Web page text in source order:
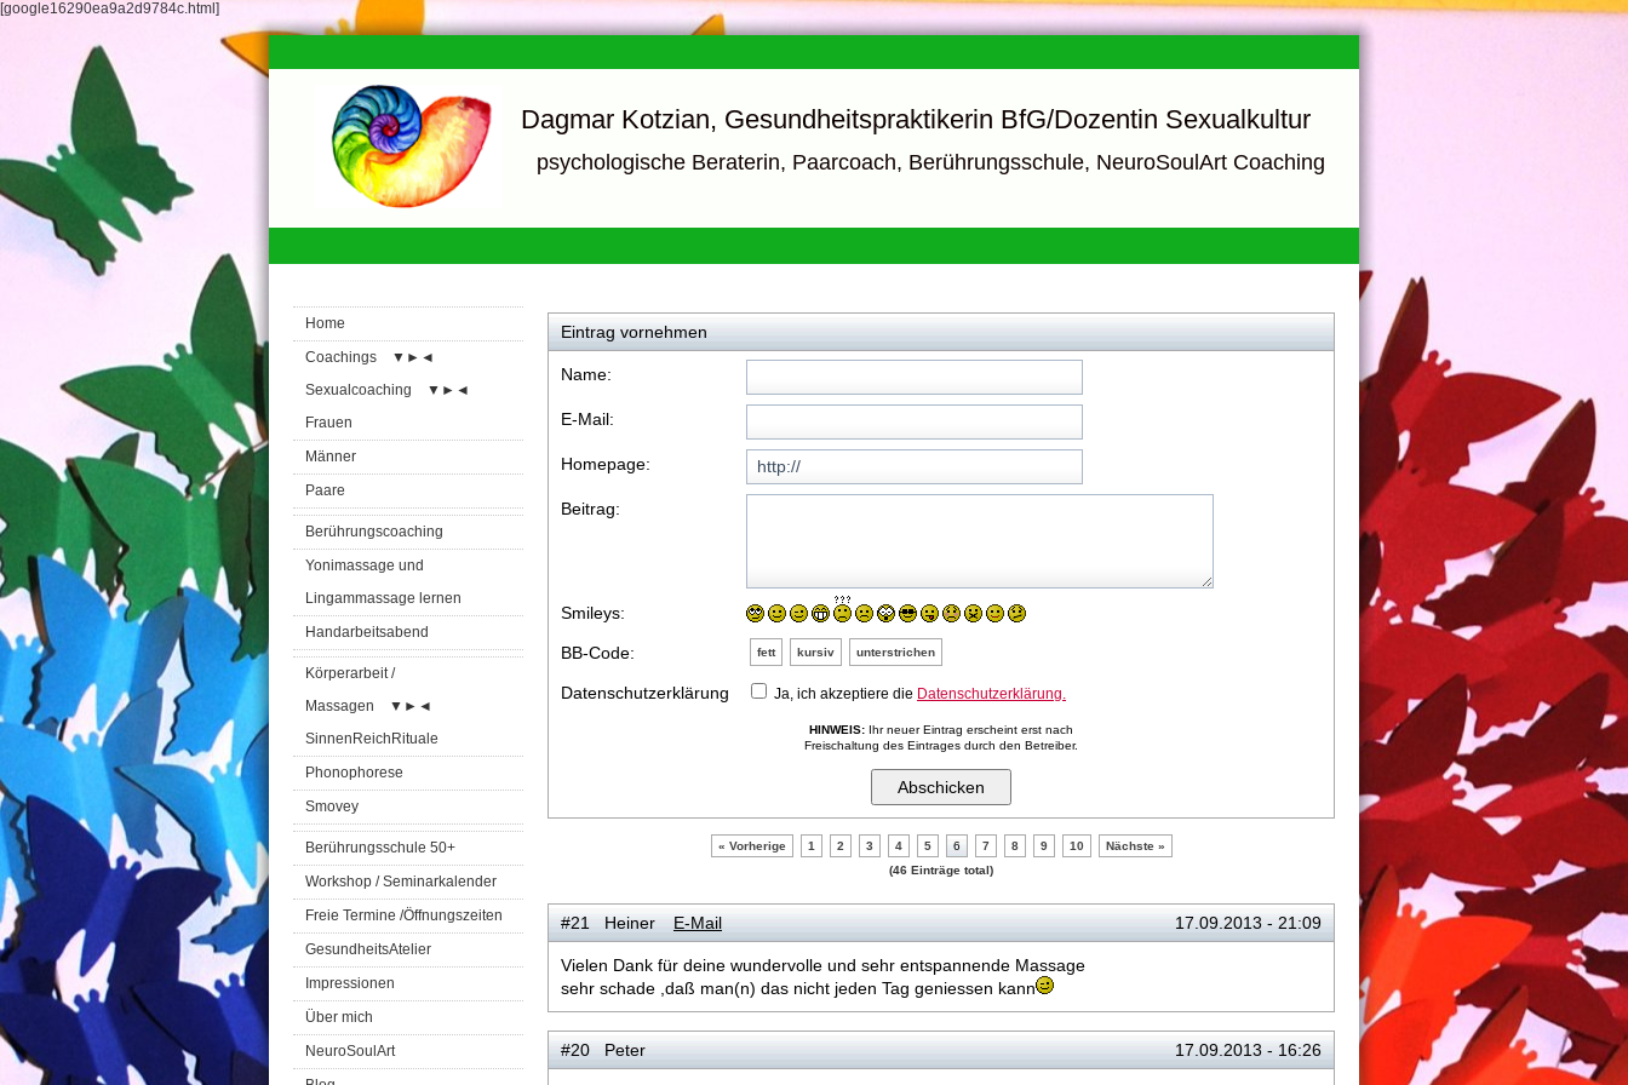
[google16290ea9a2d9784c.html]
Dagmar Kotzian, Gesundheitspraktikerin BfG/Dozentin Sexualkultur
psychologische Beraterin, Paarcoach, Berührungsschule, NeuroSoulArt Coaching
Home
Coachings
▼ ► ◄
Sexualcoaching
▼ ► ◄
Frauen
Männer
Paare
Berührungscoaching
Yonimassage und
Lingammassage lernen
Handarbeitsabend
Körperarbeit /
Massagen
▼ ► ◄
SinnenReichRituale
Phonophorese
Smovey
Berührungsschule 50+
Workshop / Seminarkalender
Freie Termine /Öffnungszeiten
GesundheitsAtelier
Impressionen
Über mich
NeuroSoulArt
Eintrag vornehmen
Name:
E-Mail:
Homepage:
Beitrag:
Smileys:
BB-Code: fett kursiv unterstrichen
Datenschutzerklärung Ja, ich akzeptiere die Datenschutzerklärung.
HINWEIS: Ihr neuer Eintrag erscheint erst nach
Freischaltung des Eintrages durch den Betreiber.
« Vorherige 1 2 3 4 5 6 7 8 9 10
Nächste »
(46 Einträge total)
#21 Heiner E-Mail 17.09.2013 - 21:09
Vielen Dank für deine wundervolle und sehr entspannende Massage
sehr schade ,daß man(n) das nicht jeden Tag geniessen kann
#20 Peter 17.09.2013 - 16:26